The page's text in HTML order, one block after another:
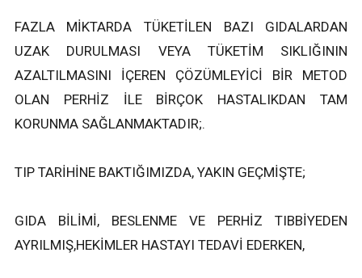
FAZLA MİKTARDA TÜKETİLEN BAZI GIDALARDAN
UZAK DURULMASI VEYA TÜKETİM SIKLIĞININ
AZALTILMASINI İÇEREN ÇÖZÜMLEYİCİ BİR METOD
OLAN PERHİZ İLE BİRÇOK HASTALIKDAN TAM
KORUNMA SAĞLANMAKTADIR;.
TIP TARİHİNE BAKTIĞIMIZDA, YAKIN GEÇMİŞTE;
GIDA BİLİMİ, BESLENME VE PERHİZ TIBBİYEDEN
AYRILMIŞ,HEKİMLER HASTAYI TEDAVİ EDERKEN,